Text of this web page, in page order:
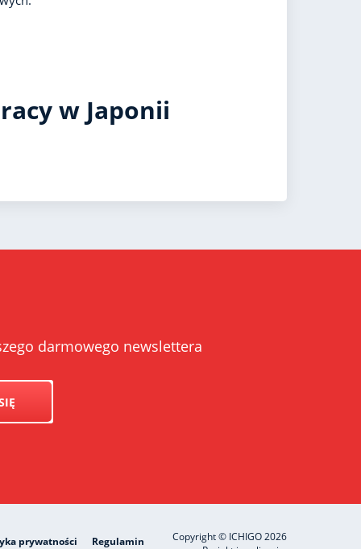
w Japonii
darmowego newslettera
prywatności Regulamin
Copyright © ICHIGO 2026